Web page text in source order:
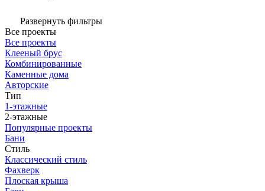
Развернуть фильтры
Все проекты
Все проекты
Клееный брус
Комбинированные
Каменные дома
Авторские
Тип
1-этажные
2-этажные
Популярные проекты
Бани
Стиль
Классический стиль
Фахверк
Плоская крыша